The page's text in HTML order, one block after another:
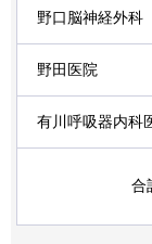
野口脳神経外科
野田医院
有川呼吸器内科
合